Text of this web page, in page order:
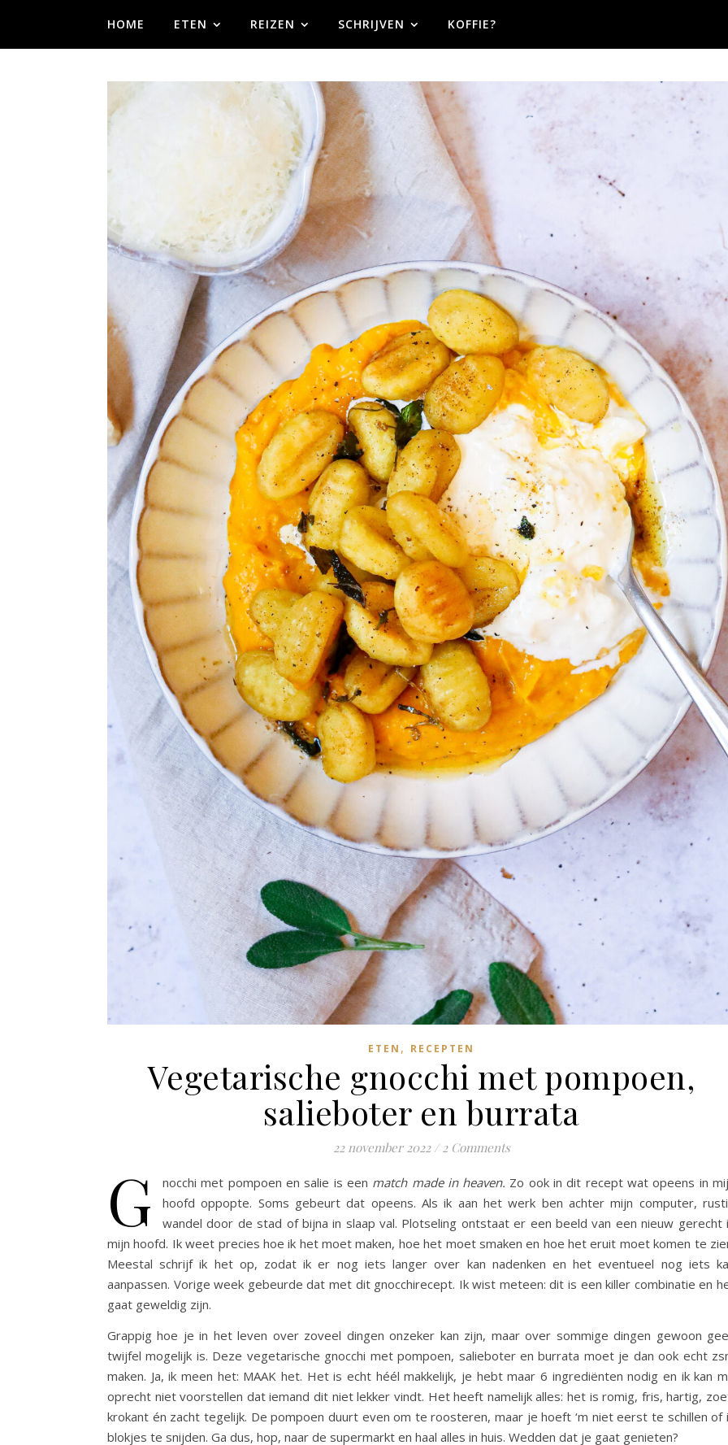
HOME ETEN REIZEN SCHRIJVEN KOFFIE?
ETEN , RECEPTEN
Vegetarische gnocchi met pompoen,
salieboter en burrata
22 november 2022 / 2 Comments
G nocchi met pompoen en salie is een match made in heaven. Zo ook in dit recept wat opeens in
hoofd oppopte. Soms gebeurt dat opeens. Als ik aan het werk ben achter mijn computer,
wandel door de stad of bijna in slaap val. Plotseling ontstaat er een beeld van een nieuw gerecht
mijn hoofd. Ik weet precies hoe ik het moet maken, hoe het moet smaken en hoe het eruit moet komen te
Meestal schrijf ik het op, zodat ik er nog iets langer over kan nadenken en het eventueel nog iets
aanpassen. Vorige week gebeurde dat met dit gnocchirecept. Ik wist meteen: dit is een killer combinatie en
gaat geweldig zijn.
Grappig hoe je in het leven over zoveel dingen onzeker kan zijn, maar over sommige dingen gewoon
twijfel mogelijk is. Deze vegetarische gnocchi met pompoen, salieboter en burrata moet je dan ook echt
maken. Ja, ik meen het: MAAK het. Het is echt héél makkelijk, je hebt maar 6 ingrediënten nodig en ik kan
oprecht niet voorstellen dat iemand dit niet lekker vindt. Het heeft namelijk alles: het is romig, fris, hartig,
krokant én zacht tegelijk. De pompoen duurt even om te roosteren, maar je hoeft ‘m niet eerst te schillen of
blokjes te snijden. Ga dus, hop, naar de supermarkt en haal alles in huis. Wedden dat je gaat genieten?